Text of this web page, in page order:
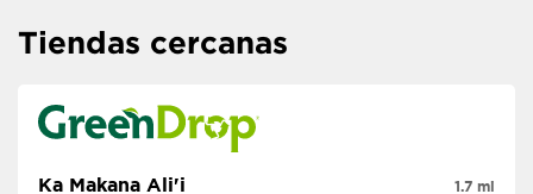
Tiendas cercanas
Ka Makana Ali'i 1.7 mi